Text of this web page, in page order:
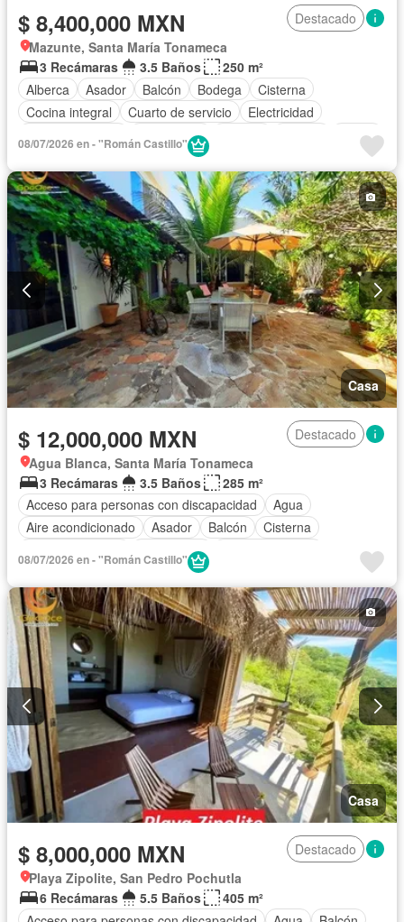
$ 8,400,000 MXN
Destacado
Mazunte, Santa María Tonameca
3 Recámaras
3.5 Baños
250 m²
Alberca
Asador Balcón Bodega
Cisterna
Cocina integral
Cuarto de servicio
Electricidad
Gas natural
Jardín
Terraza
Zonas verdes
Parcialmente amueblado
08/07/2026 en - "Román Castillo"
Casa
$ 12,000,000 MXN
Destacado
Agua Blanca, Santa María Tonameca
3 Recámaras
3.5 Baños
285 m²
Acceso para personas con discapacidad
Agua
Aire acondicionado
Asador Balcón
Cisterna
Electricidad
Jardín
Televisión por cable
Terraza Vista panorámica
Wifi
Zonas verdes
Completamente amueblado
08/07/2026 en - "Román Castillo"
Casa
$ 8,000,000 MXN
Destacado
Playa Zipolite, San Pedro Pochutla
6 Recámaras
5.5 Baños
405 m²